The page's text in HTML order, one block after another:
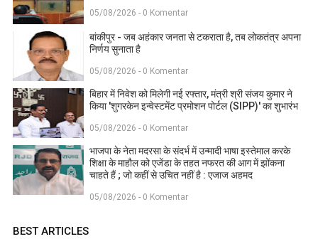
05/08/2026 - 0 Komentar
बांकीपुर - जब अहंकार जनता से टकराता है, तब लोकतंत्र अपना
निर्णय सुनाता है
05/08/2026 - 0 Komentar
बिहार में निवेश को मिलेगी नई रफ्तार, मंत्री श्री संजय कुमार ने
किया 'शुगरकेन इन्वेस्टमेंट प्रमोशन पोर्टल (SIPP)' का शुभारंभ
05/08/2026 - 0 Komentar
भाजपा के नेता मदरसा के संदर्भ में उन्मादी भाषा इस्तेमाल करके
शिक्षा के माहौल को एजेंडा के तहत नफरत की आग में झोंकना
चाहते हैं ; जो कहीं से उचित नहीं है : एजाज अहमद
05/08/2026 - 0 Komentar
BEST ARTICLES